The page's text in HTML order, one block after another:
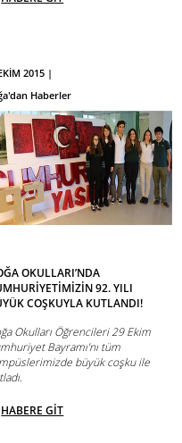
2015 |
Haberler
OKULLARI’NDA
92. YILI
COŞKUYLA KUTLANDI!
Okulları Öğrencileri 29 Ekim
Bayramı’nı tüm
büyük coşku ile
HABERE GİT